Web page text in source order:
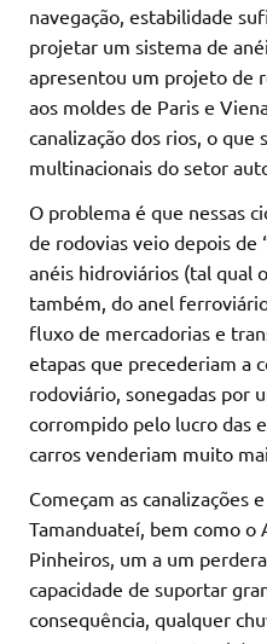
navegação, estabilidade
projetar um sistema de
apresentou um projeto de
aos moldes de Paris e
canalização dos rios, o que
multinacionais do setor
O problema é que nessas
de rodovias veio depois de
anéis hidroviários (tal qual
também, do anel
fluxo de mercadorias e
etapas que precederiam a
rodoviário, sonegadas por
corrompido pelo lucro das
carros venderiam muito
Começam as canalizações
Tamanduateí, bem como o
Pinheiros, um a um
capacidade de suportar
consequência, qualquer